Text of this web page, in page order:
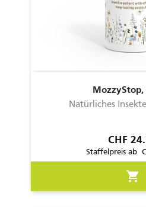
MozzyStop,
Natürliches
Preis
CHF
Staffelpreis ab
shopping_cart